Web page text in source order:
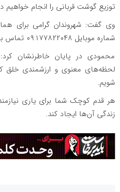
توزیع گوشت قربانی را انجام خواهیم
وی گفت: شهروندان گرامی برای
شماره موبایل ۰۹۱۷۷۸۲۲۰۴۸ تماس بگیرید."
محمودی در پایان خاطرنشان کرد:
لحظه‌های معنوی و ارزشمندی خلق
شویم.
هر قدم کوچک شما برای یاری
زندگی آن‌ها ایجاد کند.